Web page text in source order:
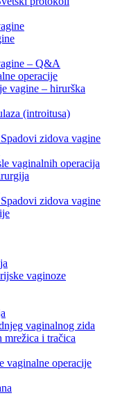
– Q&A
operacije
vagine – hirurška
(introitusa)
zidova vagine
vaginalnih operacija
zidova vagine
vaginoze
vaginalnog zida
i tračica
vaginalne operacije